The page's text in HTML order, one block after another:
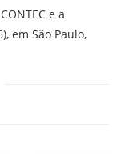
e a
em São Paulo,